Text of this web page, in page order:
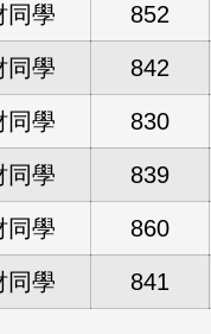
同學 852
同學 842
同學 830
同學 839
同學 860
同學 841